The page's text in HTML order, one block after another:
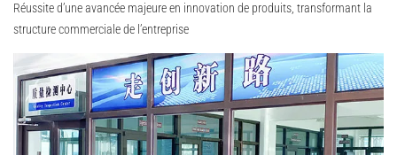
Réussite d’une avancée majeure en innovation de produits, transformant la
structure commerciale de l’entreprise